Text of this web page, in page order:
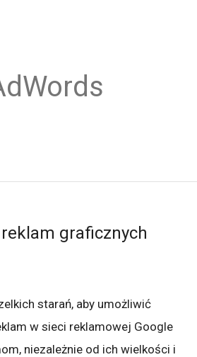
graficznych
starań, aby umożliwić
w sieci reklamowej Google
niezależnie od ich wielkości i